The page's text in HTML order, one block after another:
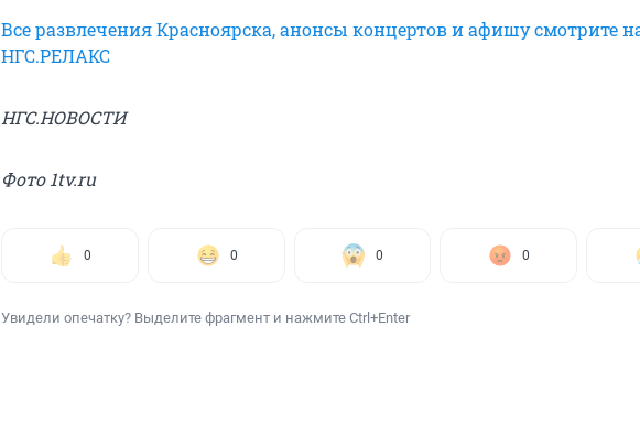
Все развлечения Красноярска, анонсы концертов и афишу смотрите
НГС.РЕЛАКС
НГС.НОВОСТИ
Фото 1tv.ru
0 0 0 0
Увидели опечатку? Выделите фрагмент и нажмите Ctrl+Enter